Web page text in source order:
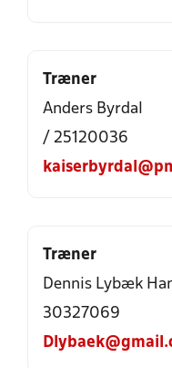
Træner
Anders Byrdal
/ 25120036
Træner
Dennis Lybæk
30327069